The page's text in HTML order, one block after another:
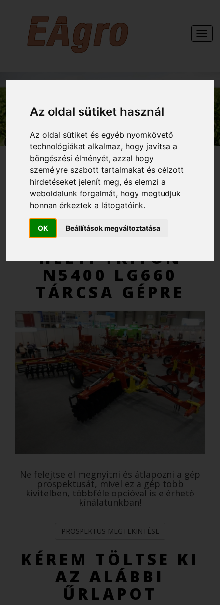
Az oldal sütiket használ
Az oldal sütiket és egyéb nyomkövető
technológiákat alkalmaz, hogy javítsa a
böngészési élményét, azzal hogy
személyre szabott tartalmakat és célzott
hirdetéseket jelenít meg, és elemzi a
weboldalunk forgalmát, hogy megtudjuk
honnan érkeztek a látogatóink.
OK Beállítások megváltoztatása
KAPCSOLAT
AJÁNLATKÉRÉS
HELTI TRITON
N5400 LG660
TÁRCSA GÉPRE
Ne felejtse el megnyitni és átlapozni a gép
prospektusát, mivel ez a gép több
kivitelben, többféle opcióval is elérhető
kínálatunkban!
PROSPEKTUS MEGTEKINTÉSE
KÉREM TÖLTSE KI
AZ ALÁBBI
ŰRLAPOT